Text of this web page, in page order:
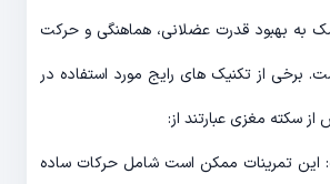
به بهبود قدرت عضلانی، هماهنگی و حرکت
برخی از تکنیک های رایج مورد استفاده در
سکته مغزی عبارتند از:
این تمرینات ممکن است شامل حرکات ساده